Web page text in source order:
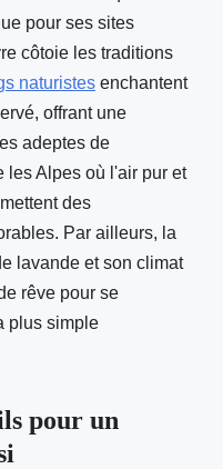
pour ses sites
côtoie les traditions
naturistes enchantent
offrant une
adeptes de
les Alpes où l'air pur et
des
Par ailleurs, la
lavande et son climat
rêve pour se
plus simple
pour un